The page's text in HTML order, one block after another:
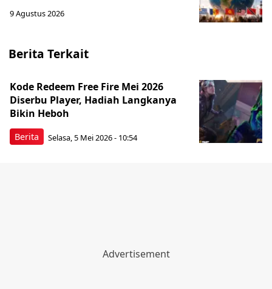
9 Agustus 2026
Berita Terkait
Berita
Kode Redeem Free Fire Mei 2026
Diserbu Player, Hadiah Langkanya
Bikin Heboh
Selasa, 5 Mei 2026 - 10:54